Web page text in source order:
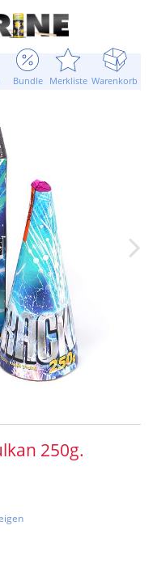
Bundle Merkliste Warenkorb
250g.